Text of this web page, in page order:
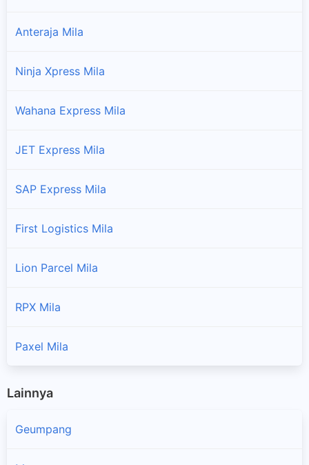
Anteraja Mila
Ninja Xpress Mila
Wahana Express Mila
JET Express Mila
SAP Express Mila
First Logistics Mila
Lion Parcel Mila
RPX Mila
Paxel Mila
Lainnya
Geumpang